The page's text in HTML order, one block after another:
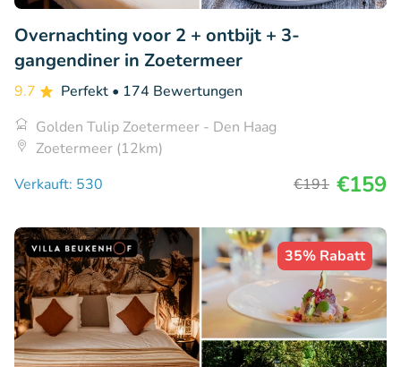
Overnachting voor 2 + ontbijt + 3-
gangendiner in Zoetermeer
9.7 Perfekt • 174 Bewertungen
Golden Tulip Zoetermeer - Den Haag
Zoetermeer (12km)
Verkauft: 530
€191 €159
35% Rabatt